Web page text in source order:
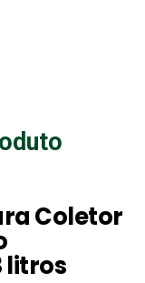
Coletor
litros